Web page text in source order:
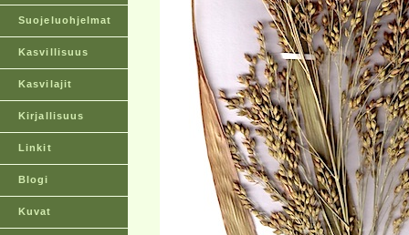
Suojeluohjelmat
Kasvillisuus
Kasvilajit
Kirjallisuus
Linkit
Blogi
Kuvat